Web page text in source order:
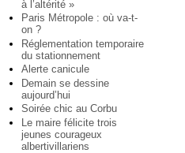
à l’altérité »
Paris Métropole : où va-t-
on ?
Réglementation temporaire
du stationnement
Alerte canicule
Demain se dessine
aujourd’hui
Soirée chic au Corbu
Le maire félicite trois
jeunes courageux
albertivillariens